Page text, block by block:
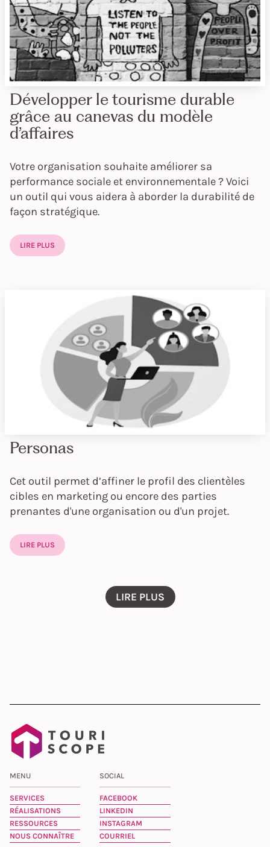
Développer le tourisme durable
grâce au canevas du modèle
d’affaires
Votre organisation souhaite améliorer sa
performance sociale et environnementale ? Voici
un outil qui vous aidera à aborder la durabilité de
façon stratégique.
LIRE PLUS
Personas
Cet outil permet d’affiner le profil des clientèles
cibles en marketing ou encore des parties
prenantes d'une organisation ou d'un projet.
LIRE PLUS
LIRE PLUS
MENU
SERVICES
RÉALISATIONS
RESSOURCES
NOUS CONNAÎTRE
SOCIAL
FACEBOOK
LINKEDIN
INSTAGRAM
COURRIEL